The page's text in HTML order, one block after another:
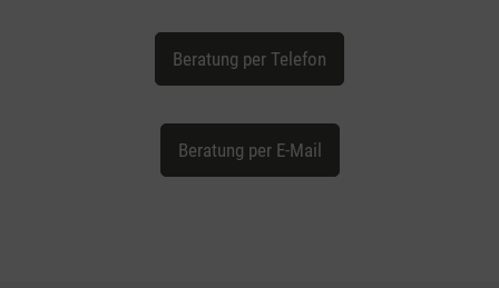
Beratung per Telefon
Beratung per E-Mail